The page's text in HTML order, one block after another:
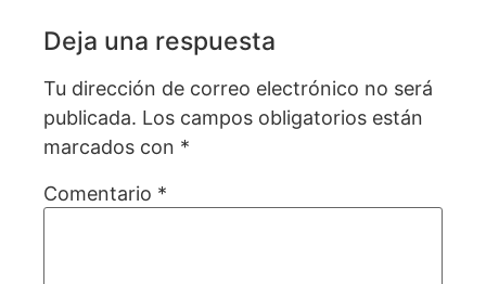
Deja una respuesta
Tu dirección de correo electrónico no será
publicada. Los campos obligatorios están
marcados con *
Comentario *